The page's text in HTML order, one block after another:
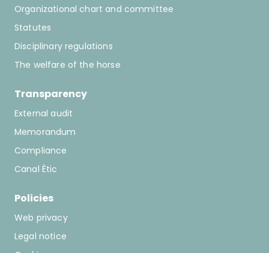
Organizational chart and committee
Statutes
Disciplinary regulations
The welfare of the horse
Transparency
External audit
Memorandum
Compliance
Canal Ètic
Policies
Web privacy
Legal notice